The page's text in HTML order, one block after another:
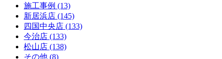
施工事例 (13)
新居浜店 (145)
四国中央店 (133)
今治店 (133)
松山店 (138)
その他 (8)